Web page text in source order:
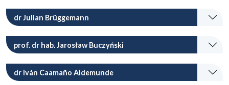
dr Julian Brüggemann
prof. dr hab. Jarosław Buczyński
dr Iván Caamaño Aldemunde